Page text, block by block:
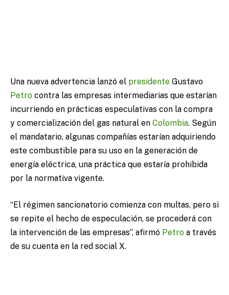
Una nueva advertencia lanzó el presidente Gustavo
Petro contra las empresas intermediarias que estarían
incurriendo en prácticas especulativas con la compra
y comercialización del gas natural en Colombia. Según
el mandatario, algunas compañías estarían adquiriendo
este combustible para su uso en la generación de
energía eléctrica, una práctica que estaría prohibida
por la normativa vigente.
“El régimen sancionatorio comienza con multas, pero si
se repite el hecho de especulación, se procederá con
la intervención de las empresas”, afirmó Petro a través
de su cuenta en la red social X.